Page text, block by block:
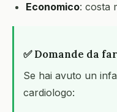
Economico: costa
✅ Domande da
Se hai avuto un
cardiologo: